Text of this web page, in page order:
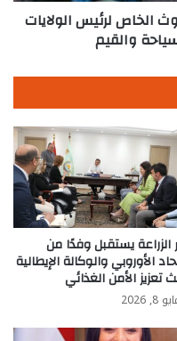
الخاص لرئيس الولايات
والقيم
الزراعة يستقبل وفدًا من
الأوروبي والوكالة الإيطالية
تعزيز الأمن الغذائي
8, 2026